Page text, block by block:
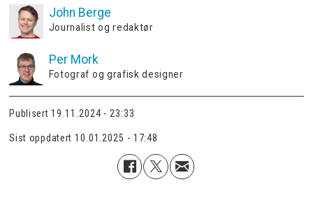
John Berge
Journalist og redaktør
Per Mork
Fotograf og grafisk designer
Publisert 19.11.2024 - 23:33
Sist oppdatert 10.01.2025 - 17:48